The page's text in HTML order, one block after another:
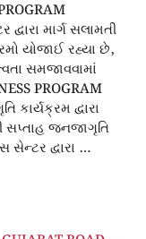
માર્ગ સલામતી
યોજાઈ રહ્યા છે,
સમજાવવામાં
PROGRAM
કાર્યક્રમ દ્વારા
સપ્તાહ જનજાગૃતિ
સેન્ટર દ્વારા …